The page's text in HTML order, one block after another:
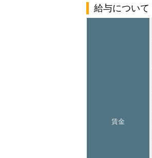
給与について
賃金